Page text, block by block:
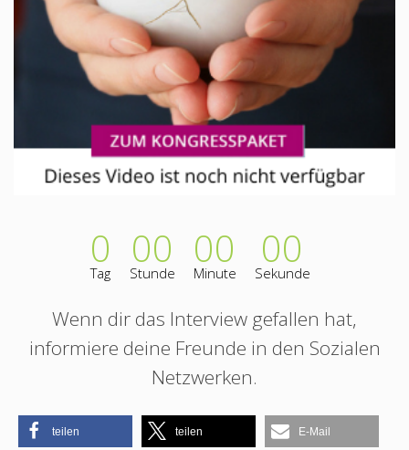
0
Tag 00
Stunde 00
Minute 00
Sekunde
Wenn dir das Interview gefallen hat,
informiere deine Freunde in den Sozialen
Netzwerken.
teilen teilen E-Mail